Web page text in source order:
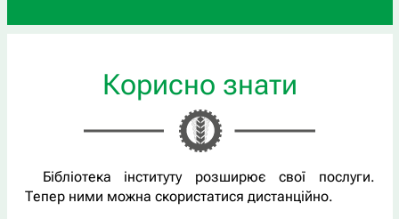
Корисно знати
Бібліотека інституту розширює свої послуги.
Тепер ними можна скористатися дистанційно.